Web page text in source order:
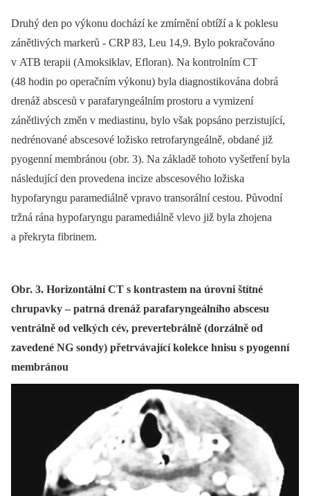
Druhý den po výkonu dochází ke zmírnění obtíží a k poklesu
zánětlivých markerů -⁠ CRP 83, Leu 14,9. Bylo pokračováno
v ATB terapii (Amoksiklav, Efloran). Na kontrolním CT
(48 hodin po operačním výkonu) byla diagnostikována dobrá
drenáž abscesů v parafaryngeálním prostoru a vymizení
zánětlivých změn v mediastinu, bylo však popsáno perzistující,
nedrénované abscesové ložisko retrofaryngeálně, obdané již
pyogenní membránou (obr. 3). Na základě tohoto vyšetření byla
následující den provedena incize abscesového ložiska
hypofaryngu paramediálně vpravo transorální cestou. Původní
tržná rána hypofaryngu paramediálně vlevo již byla zhojena
a překryta fibrinem.
Obr. 3. Horizontální CT s kontrastem na úrovni štítné
chrupavky – patrná drenáž parafaryngeálního abscesu
ventrálně od velkých cév, prevertebrálně (dorzálně od
zavedené NG sondy) přetrvávající kolekce hnisu s pyogenní
membránou